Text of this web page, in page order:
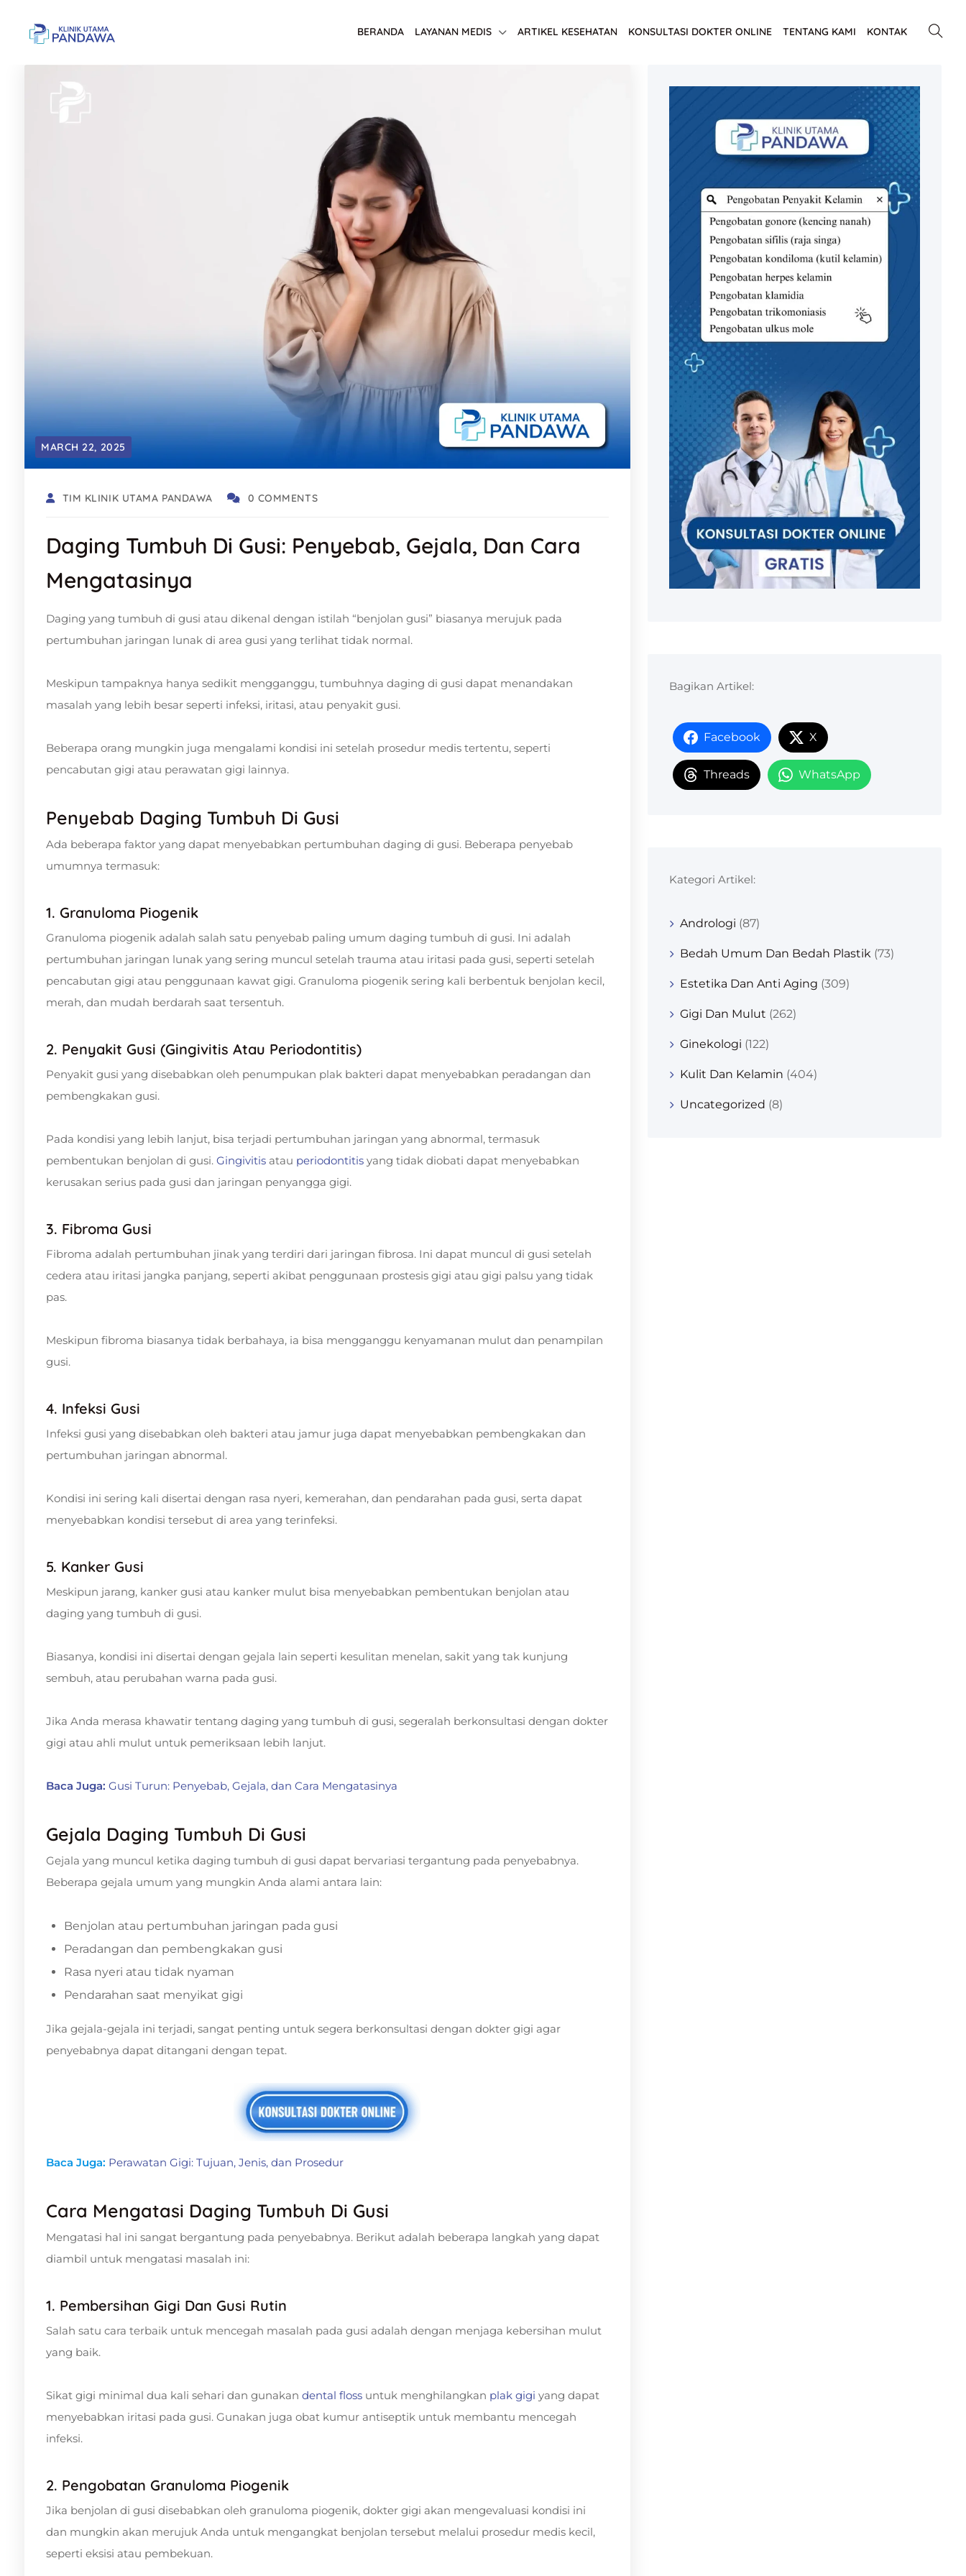
BERANDA LAYANAN MEDIS ARTIKEL KESEHATAN KONSULTASI DOKTER ONLINE TENTANG KAMI KONTAK
MARCH 22, 2025
TIM KLINIK UTAMA PANDAWA 0 COMMENTS
Daging Tumbuh Di Gusi: Penyebab, Gejala, Dan Cara
Mengatasinya
Daging yang tumbuh di gusi atau dikenal dengan istilah “benjolan gusi” biasanya merujuk pada
pertumbuhan jaringan lunak di area gusi yang terlihat tidak normal.
Meskipun tampaknya hanya sedikit mengganggu, tumbuhnya daging di gusi dapat menandakan
masalah yang lebih besar seperti infeksi, iritasi, atau penyakit gusi.
Beberapa orang mungkin juga mengalami kondisi ini setelah prosedur medis tertentu, seperti
pencabutan gigi atau perawatan gigi lainnya.
Penyebab Daging Tumbuh Di Gusi
Ada beberapa faktor yang dapat menyebabkan pertumbuhan daging di gusi. Beberapa penyebab
umumnya termasuk:
1. Granuloma Piogenik
Granuloma piogenik adalah salah satu penyebab paling umum daging tumbuh di gusi. Ini adalah
pertumbuhan jaringan lunak yang sering muncul setelah trauma atau iritasi pada gusi, seperti setelah
pencabutan gigi atau penggunaan kawat gigi. Granuloma piogenik sering kali berbentuk benjolan kecil,
merah, dan mudah berdarah saat tersentuh.
2. Penyakit Gusi (Gingivitis Atau Periodontitis)
Penyakit gusi yang disebabkan oleh penumpukan plak bakteri dapat menyebabkan peradangan dan
pembengkakan gusi.
Pada kondisi yang lebih lanjut, bisa terjadi pertumbuhan jaringan yang abnormal, termasuk
pembentukan benjolan di gusi. Gingivitis atau periodontitis yang tidak diobati dapat menyebabkan
kerusakan serius pada gusi dan jaringan penyangga gigi.
3. Fibroma Gusi
Fibroma adalah pertumbuhan jinak yang terdiri dari jaringan fibrosa. Ini dapat muncul di gusi setelah
cedera atau iritasi jangka panjang, seperti akibat penggunaan prostesis gigi atau gigi palsu yang tidak
pas.
Meskipun fibroma biasanya tidak berbahaya, ia bisa mengganggu kenyamanan mulut dan penampilan
gusi.
4. Infeksi Gusi
Infeksi gusi yang disebabkan oleh bakteri atau jamur juga dapat menyebabkan pembengkakan dan
pertumbuhan jaringan abnormal.
Kondisi ini sering kali disertai dengan rasa nyeri, kemerahan, dan pendarahan pada gusi, serta dapat
menyebabkan kondisi tersebut di area yang terinfeksi.
5. Kanker Gusi
Meskipun jarang, kanker gusi atau kanker mulut bisa menyebabkan pembentukan benjolan atau
daging yang tumbuh di gusi.
Biasanya, kondisi ini disertai dengan gejala lain seperti kesulitan menelan, sakit yang tak kunjung
sembuh, atau perubahan warna pada gusi.
Jika Anda merasa khawatir tentang daging yang tumbuh di gusi, segeralah berkonsultasi dengan dokter
gigi atau ahli mulut untuk pemeriksaan lebih lanjut.
Baca Juga: Gusi Turun: Penyebab, Gejala, dan Cara Mengatasinya
Gejala Daging Tumbuh Di Gusi
Gejala yang muncul ketika daging tumbuh di gusi dapat bervariasi tergantung pada penyebabnya.
Beberapa gejala umum yang mungkin Anda alami antara lain:
Benjolan atau pertumbuhan jaringan pada gusi
Peradangan dan pembengkakan gusi
Rasa nyeri atau tidak nyaman
Pendarahan saat menyikat gigi
Jika gejala-gejala ini terjadi, sangat penting untuk segera berkonsultasi dengan dokter gigi agar
penyebabnya dapat ditangani dengan tepat.
Baca Juga: Perawatan Gigi: Tujuan, Jenis, dan Prosedur
Cara Mengatasi Daging Tumbuh Di Gusi
Mengatasi hal ini sangat bergantung pada penyebabnya. Berikut adalah beberapa langkah yang dapat
diambil untuk mengatasi masalah ini:
1. Pembersihan Gigi Dan Gusi Rutin
Salah satu cara terbaik untuk mencegah masalah pada gusi adalah dengan menjaga kebersihan mulut
yang baik.
Sikat gigi minimal dua kali sehari dan gunakan dental floss untuk menghilangkan plak gigi yang dapat
menyebabkan iritasi pada gusi. Gunakan juga obat kumur antiseptik untuk membantu mencegah
infeksi.
2. Pengobatan Granuloma Piogenik
Jika benjolan di gusi disebabkan oleh granuloma piogenik, dokter gigi akan mengevaluasi kondisi ini
dan mungkin akan merujuk Anda untuk mengangkat benjolan tersebut melalui prosedur medis kecil,
seperti eksisi atau pembekuan.
Bagikan Artikel:
Facebook X
Threads WhatsApp
Kategori Artikel:
Andrologi (87)
Bedah Umum Dan Bedah Plastik (73)
Estetika Dan Anti Aging (309)
Gigi Dan Mulut (262)
Ginekologi (122)
Kulit Dan Kelamin (404)
Uncategorized (8)